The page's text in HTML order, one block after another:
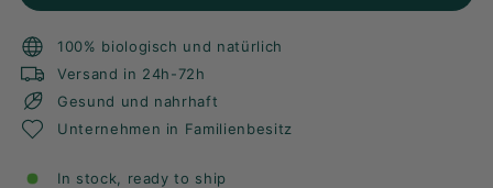
100% biologisch und natürlich
Versand in 24h-72h
Gesund und nahrhaft
Unternehmen in Familienbesitz
In stock, ready to ship